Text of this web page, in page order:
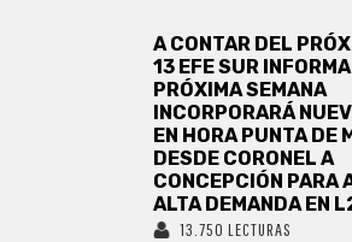
A CONTAR DEL
13 EFE SUR
PRÓXIMA SEMANA
INCORPORARÁ
EN HORA PUNTA DE
DESDE CORONEL A
CONCEPCIÓN PARA
ALTA DEMANDA EN
13.750 LECTURAS